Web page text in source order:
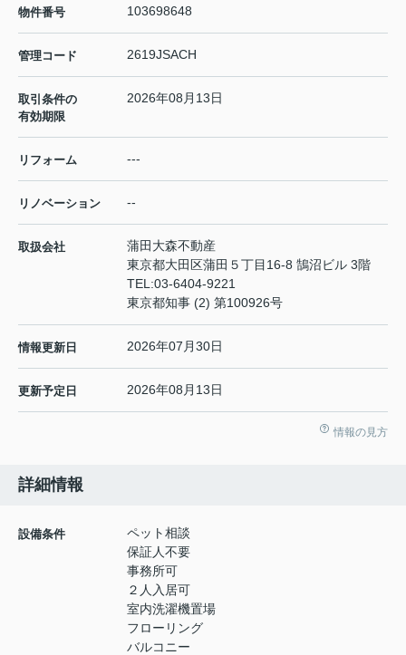
物件番号 103698648
管理コード 2619JSACH
取引条件の
有効期限
2026年08月13日
リフォーム ---
リノベーション --
取扱会社
蒲田大森不動産
東京都大田区蒲田５丁目16-8 鵠沼ビル 3階
TEL:03-6404-9221
東京都知事 (2) 第100926号
情報更新日 2026年07月30日
更新予定日 2026年08月13日
情報の見方
詳細情報
設備条件
ペット相談
保証人不要
事務所可
２人入居可
室内洗濯機置場
フローリング
バルコニー